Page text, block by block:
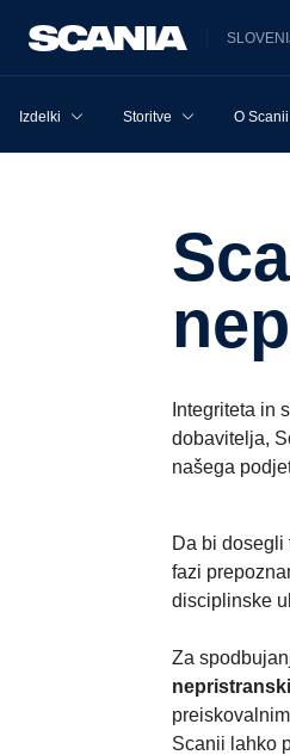
Izdelki Storitve O Scanii
Scaniin sistem za prijavo
Integriteta in
dobavitelja,
našega
Da bi
fazi
disciplinske
Za
Scanii lahko